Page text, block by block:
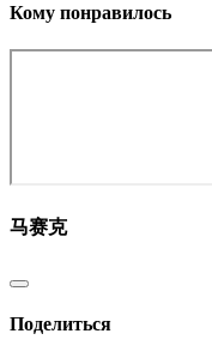
Кому понравилось
马赛克
Поделиться